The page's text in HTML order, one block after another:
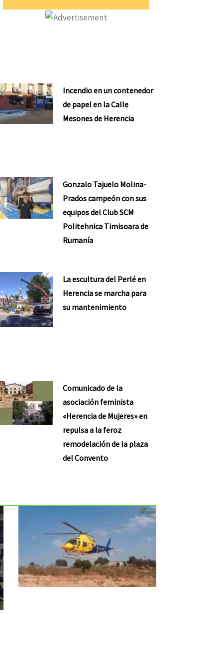
Incendio en un contenedor
de papel en la Calle
Mesones de Herencia
Gonzalo Tajuelo Molina-
Prados campeón con sus
equipos del Club SCM
Politehnica Timisoara de
Rumanía
La escultura del Perlé en
Herencia se marcha para
su mantenimiento
Comunicado de la
asociación feminista
«Herencia de Mujeres» en
repulsa a la feroz
remodelación de la plaza
del Convento